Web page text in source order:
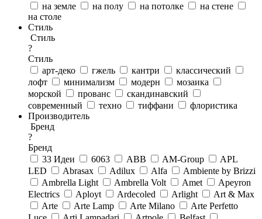
на земле
на полу на потолке
на стене
на столе
Стиль
Стиль
?
Стиль
арт-деко
гжель кантри
классический
лофт
минимализм модерн
мозаика
морской
прованс
скандинавский
современный
техно тиффани
флористика
Производитель
Бренд
?
Бренд
33 Идеи
6063 ABB AM-Group
APL
LED
Abrasax Adilux Alfa
Ambiente by Brizzi
Ambrella Light
Ambrella Volt Amet
Apeyron
Electrics
Aployt Ardecoled Arlight
Art & Max
Arte
Arte Lamp Arte Milano
Arte Perfetto